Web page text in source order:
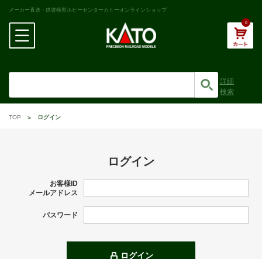
メーカー直送・鉄道模型ホビーセンターカトーオンラインショップ
0
詳細
検索
TOP ログイン
ログイン
お客様ID
メールアドレス
パスワード
ログイン